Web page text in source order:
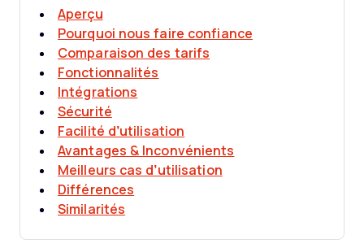
Aperçu
Pourquoi nous faire confiance
Comparaison des tarifs
Fonctionnalités
Intégrations
Sécurité
Facilité d’utilisation
Avantages & Inconvénients
Meilleurs cas d’utilisation
Différences
Similarités